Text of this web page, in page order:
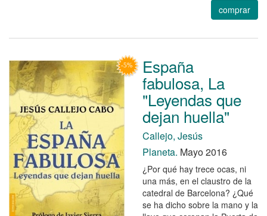
comprar
España
fabulosa, La
"Leyendas que
dejan huella"
Callejo, Jesús
Planeta. Mayo 2016
¿Por qué hay trece ocas, ni
una más, en el claustro de la
catedral de Barcelona? ¿Qué
se ha dicho sobre la mano y la